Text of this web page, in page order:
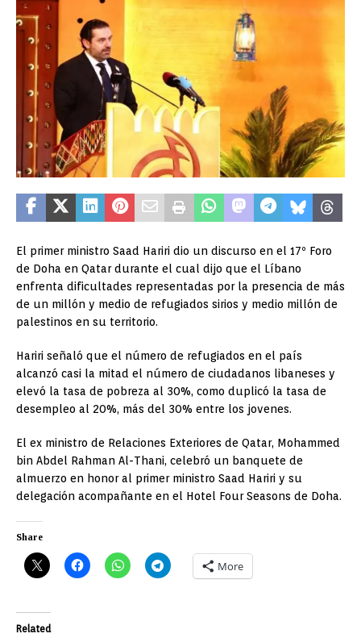
El primer ministro Saad Hariri dio un discurso en el 17º Foro
de Doha en Qatar durante el cual dijo que el Líbano
enfrenta dificultades representadas por la presencia de más
de un millón y medio de refugiados sirios y medio millón de
palestinos en su territorio.
Hariri señaló que el número de refugiados en el país
alcanzó casi la mitad el número de ciudadanos libaneses y
elevó la tasa de pobreza al 30%, como duplicó la tasa de
desempleo al 20%, más del 30% entre los jovenes.
El ex ministro de Relaciones Exteriores de Qatar, Mohammed
bin Abdel Rahman Al-Thani, celebró un banquete de
almuerzo en honor al primer ministro Saad Hariri y su
delegación acompañante en el Hotel Four Seasons de Doha.
Share
More
Related